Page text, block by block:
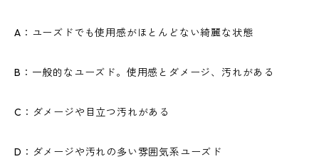
A：ユーズドでも使用感がほとんどない綺麗な状態
B：一般的なユーズド。使用感とダメージ、汚れがある
C：ダメージや目立つ汚れがある
D：ダメージや汚れの多い雰囲気系ユーズド